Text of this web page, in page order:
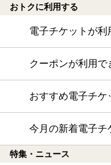
おトクに利用する
電子チケットが利
クーポンが利用で
おすすめ電子チケ
今月の新着電子チ
特集・ニュース